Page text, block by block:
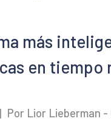
más
en tiempo
| Por Lior Lieberman